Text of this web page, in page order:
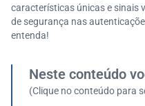
características únicas e sinais
de segurança nas
entenda!
Neste conteúdo
(Clique no conteúdo para